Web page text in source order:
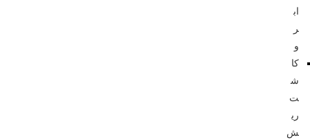
اب
ر
و
کا
ش
ت
ری
ش